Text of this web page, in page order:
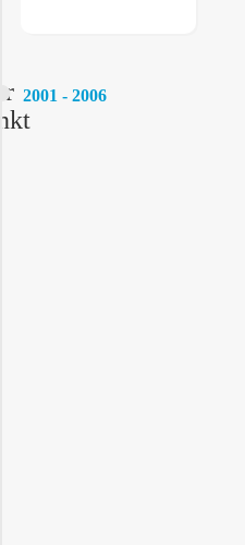
2001 - 2006